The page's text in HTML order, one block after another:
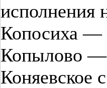
исполнения
Копосиха —
Копылово —
Коняевское